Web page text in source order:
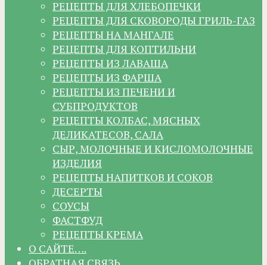
РЕЦЕПТЫ ДЛЯ ХЛЕБОПЕЧКИ
РЕЦЕПТЫ ДЛЯ СКОВОРОДЫ ГРИЛЬ-ГАЗ
РЕЦЕПТЫ НА МАНГАЛЕ
РЕЦЕПТЫ ДЛЯ КОПТИЛЬНИ
РЕЦЕПТЫ ИЗ ЛАВАША
РЕЦЕПТЫ ИЗ ФАРША
РЕЦЕПТЫ ИЗ ПЕЧЕНИ И
СУБПРОДУКТОВ
РЕЦЕПТЫ КОЛБАС, МЯСНЫХ
ДЕЛИКАТЕСОВ, САЛА
СЫР, МОЛОЧНЫЕ И КИСЛОМОЛОЧНЫЕ
ИЗДЕЛИЯ
РЕЦЕПТЫ НАПИТКОВ И СОКОВ
ДЕСЕРТЫ
СОУСЫ
ФАСТФУД
РЕЦЕПТЫ КРЕМА
О САЙТЕ….